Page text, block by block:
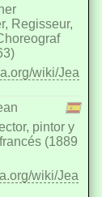
Regisseur,
wiki/Jea
pintor y
(1889
wiki/Jea